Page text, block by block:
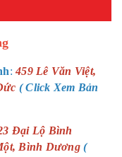
: 459 Lê Văn Việt,
( Click Xem Bản
Đại Lộ Bình
Bình Dương (